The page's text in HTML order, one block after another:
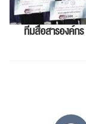
ทีมสื่อสารองค์กร